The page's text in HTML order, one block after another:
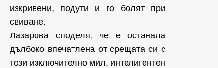
изкривени, подути и го болят при
свиване.
Лазарова споделя, че е останала
дълбоко впечатлена от срещата си с
този изключително мил, интелигентен